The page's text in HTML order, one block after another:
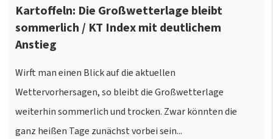
Kartoffeln: Die Großwetterlage bleibt
sommerlich / KT Index mit deutlichem
Anstieg
Wirft man einen Blick auf die aktuellen
Wettervorhersagen, so bleibt die Großwetterlage
weiterhin sommerlich und trocken. Zwar könnten die
ganz heißen Tage zunächst vorbei sein...